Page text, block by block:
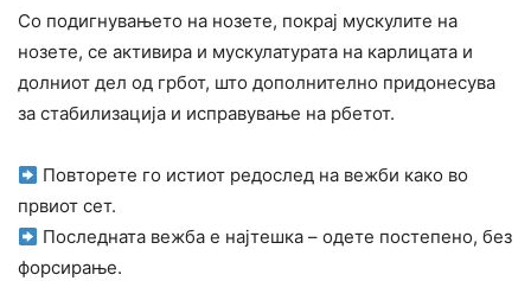
Со подигнувањето на нозете, покрај мускулите на
нозете, се активира и мускулатурата на карлицата и
долниот дел од грбот, што дополнително придонесува
за стабилизација и исправување на рбетот.
Повторете го истиот редослед на вежби како во
првиот сет.
Последната вежба е најтешка – одете постепено, без
форсирање.